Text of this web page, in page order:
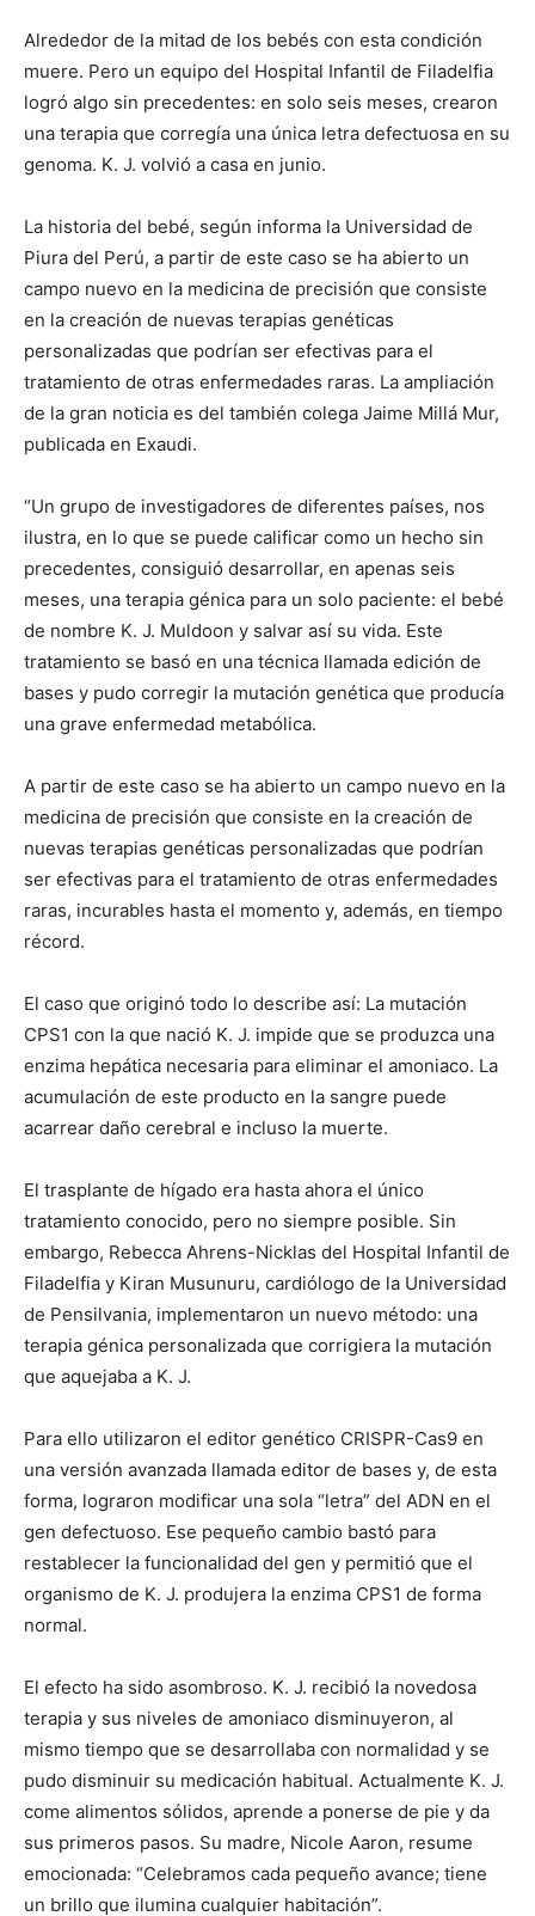
Alrededor de la mitad de los bebés con esta condición
muere. Pero un equipo del Hospital Infantil de Filadelfia
logró algo sin precedentes: en solo seis meses, crearon
una terapia que corregía una única letra defectuosa en su
genoma. K. J. volvió a casa en junio.
La historia del bebé, según informa la Universidad de
Piura del Perú, a partir de este caso se ha abierto un
campo nuevo en la medicina de precisión que consiste
en la creación de nuevas terapias genéticas
personalizadas que podrían ser efectivas para el
tratamiento de otras enfermedades raras. La ampliación
de la gran noticia es del también colega Jaime Millá Mur,
publicada en Exaudi.
“Un grupo de investigadores de diferentes países, nos
ilustra, en lo que se puede calificar como un hecho sin
precedentes, consiguió desarrollar, en apenas seis
meses, una terapia génica para un solo paciente: el bebé
de nombre K. J. Muldoon y salvar así su vida. Este
tratamiento se basó en una técnica llamada edición de
bases y pudo corregir la mutación genética que producía
una grave enfermedad metabólica.
A partir de este caso se ha abierto un campo nuevo en la
medicina de precisión que consiste en la creación de
nuevas terapias genéticas personalizadas que podrían
ser efectivas para el tratamiento de otras enfermedades
raras, incurables hasta el momento y, además, en tiempo
récord.
El caso que originó todo lo describe así: La mutación
CPS1 con la que nació K. J. impide que se produzca una
enzima hepática necesaria para eliminar el amoniaco. La
acumulación de este producto en la sangre puede
acarrear daño cerebral e incluso la muerte.
El trasplante de hígado era hasta ahora el único
tratamiento conocido, pero no siempre posible. Sin
embargo, Rebecca Ahrens-Nicklas del Hospital Infantil de
Filadelfia y Kiran Musunuru, cardiólogo de la Universidad
de Pensilvania, implementaron un nuevo método: una
terapia génica personalizada que corrigiera la mutación
que aquejaba a K. J.
Para ello utilizaron el editor genético CRISPR-Cas9 en
una versión avanzada llamada editor de bases y, de esta
forma, lograron modificar una sola “letra” del ADN en el
gen defectuoso. Ese pequeño cambio bastó para
restablecer la funcionalidad del gen y permitió que el
organismo de K. J. produjera la enzima CPS1 de forma
normal.
El efecto ha sido asombroso. K. J. recibió la novedosa
terapia y sus niveles de amoniaco disminuyeron, al
mismo tiempo que se desarrollaba con normalidad y se
pudo disminuir su medicación habitual. Actualmente K. J.
come alimentos sólidos, aprende a ponerse de pie y da
sus primeros pasos. Su madre, Nicole Aaron, resume
emocionada: “Celebramos cada pequeño avance; tiene
un brillo que ilumina cualquier habitación”.